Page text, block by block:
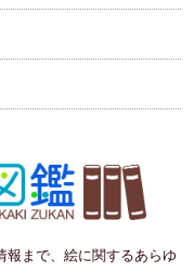
報まで、絵に関するあらゆ